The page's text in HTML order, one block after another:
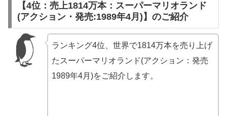
【4位：売上1814万本：スーパーマリオランド
(アクション・発売:1989年4月)】のご紹介
ランキング4位、世界で1814万本を売り上げ
たスーパーマリオランド(アクション：発売
1989年4月)をご紹介します。